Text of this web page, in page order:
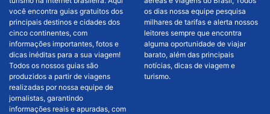
você encontra guias gratuitos dos
principais destinos e cidades dos
cinco continentes, com
informações importantes, fotos e
dicas inéditas para a sua viagem!
Todos os nossos guias são
produzidos a partir de viagens
realizadas por nossa equipe de
jornalistas, garantindo
informações reais e apuradas, com
os dias nossa equipe pesquisa
milhares de tarifas e alerta nossos
leitores sempre que encontra
alguma oportunidade de viajar
barato, além das principais
notícias, dicas de viagem e
turismo.